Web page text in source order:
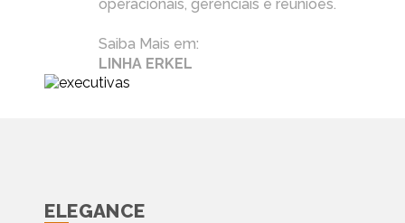
operacionais, gerenciais e reuniões.
Saiba Mais em:
LINHA ERKEL
ELEGANCE